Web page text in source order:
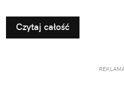
Czytaj całość